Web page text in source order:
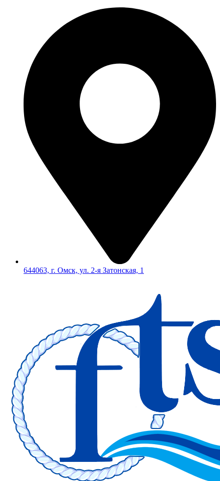
644063, г. Омск, ул. 2-я Затонская, 1